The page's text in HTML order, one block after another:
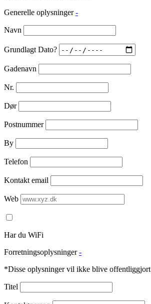
Generelle oplysninger -
Navn
Grundlagt Dato?
Gadenavn
Nr.
Dør
Postnummer
By
Telefon
Kontakt email
Web
Har du WiFi
Forretningsoplysninger -
*Disse oplysninger vil ikke blive offentliggjort
Titel